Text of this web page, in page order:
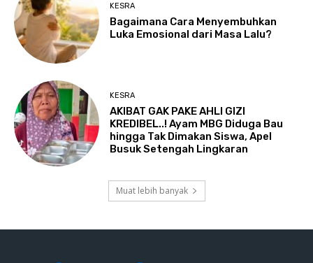
KESRA
Bagaimana Cara Menyembuhkan
Luka Emosional dari Masa Lalu?
KESRA
AKIBAT GAK PAKE AHLI GIZI
KREDIBEL..! Ayam MBG Diduga Bau
hingga Tak Dimakan Siswa, Apel
Busuk Setengah Lingkaran
Muat lebih banyak